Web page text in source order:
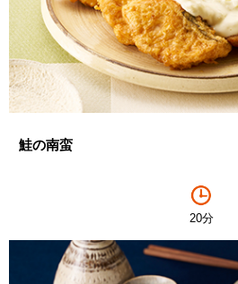
鮭の南蛮
20分